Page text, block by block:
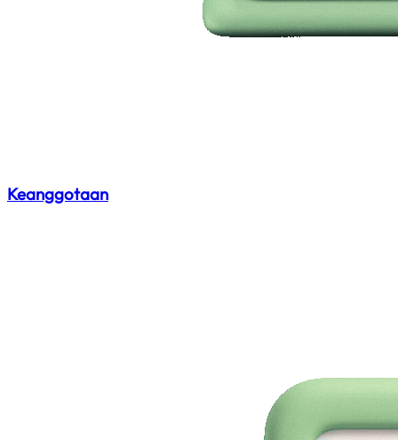
Keanggotaan